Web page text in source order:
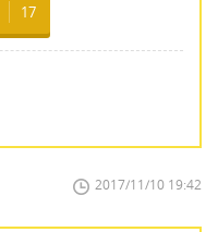
17
2017/11/10 19:42